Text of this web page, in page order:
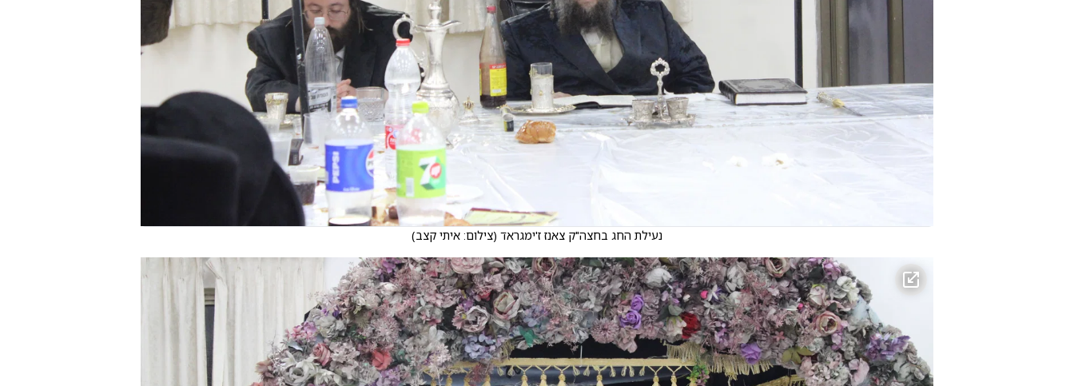
נעילת החג בחצה"ק צאנז ז'ימגראד (צילום: איתי קצב)